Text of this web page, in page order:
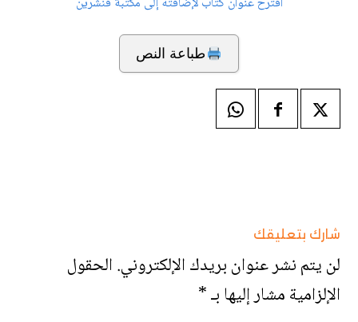
طباعة النص
شارك بتعليقك
لن يتم نشر عنوان بريدك الإلكتروني.الحقول
الإلزامية مشار إليها بـ*